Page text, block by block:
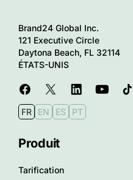
Brand24 Global Inc.
121 Executive Circle
Daytona Beach, FL 32114
ÉTATS-UNIS
FR EN ES PT
Produit
Tarification